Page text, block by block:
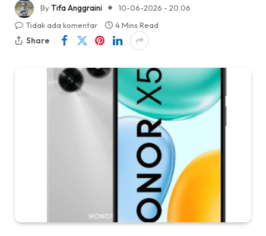
ByTifa Anggraini
10-06-2026 - 20.06
Tidak ada komentar
4 Mins Read
Share